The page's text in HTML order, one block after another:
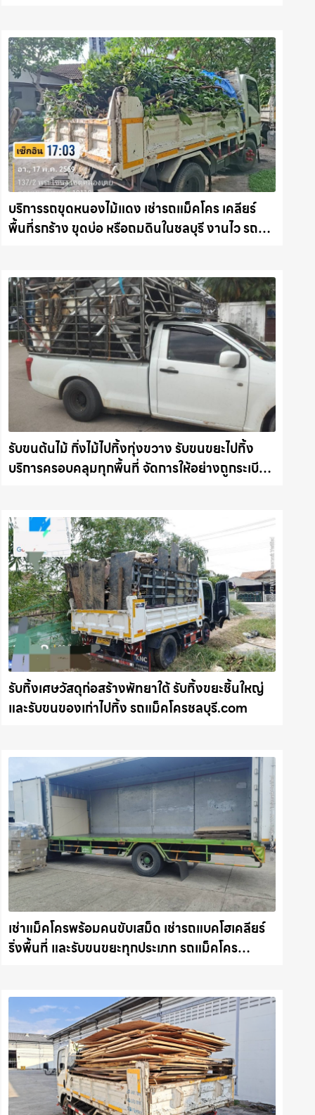
บริการรถขุดหนองไม้แดง เช่ารถแม็คโคร เคลียร์
พื้นที่รกร้าง ขุดบ่อ หรือถมดินในชลบุรี งานไว รถ
รับขนต้นไม้ กิ่งไม้ไปทิ้งทุ่งขวาง รับขนขยะไปทิ้ง
บริการครอบคลุมทุกพื้นที่ จัดการให้อย่างถูกระเบียบ
รับทิ้งเศษวัสดุก่อสร้างพัทยาใต้ รับทิ้งขยะชิ้นใหญ่
และรับขนของเก่าไปทิ้ง รถแม็คโครชลบุรี.com
เช่าแม็คโครพร้อมคนขับเสม็ด เช่ารถแบคโฮเคลียร์
ริ่งพื้นที่ และรับขนขยะทุกประเภท รถแม็คโคร